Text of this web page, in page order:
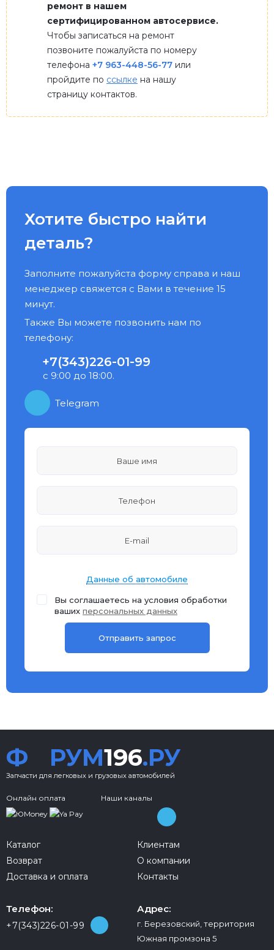
ремонт в нашем
сертифицированном автосервисе.
Чтобы записаться на ремонт
позвоните пожалуйста по номеру
телефона +7 963-448-56-77 или
пройдите по ссылке на нашу
страницу контактов.
Хотите быстро найти
деталь?
Заполните пожалуйста форму справа и наш
менеджер свяжется с Вами в течение 15
минут.
Также Вы можете позвонить нам по
телефону:
+7(343)226-01-99
с 9:00 до 18:00.
Telegram
Данные об автомобиле
Вы соглашаетесь на условия обработки
ваших персональных данных
Ф РУМ196.РУ
Запчасти для легковых и грузовых автомобилей
Онлайн оплата Наши каналы
Каталог
Возврат
Доставка и оплата
Клиентам
О компании
Контакты
Телефон:
+7(343)226-01-99
Адрес:
г. Березовский, территория
Южная промзона 5